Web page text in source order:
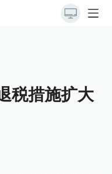
税措施扩大